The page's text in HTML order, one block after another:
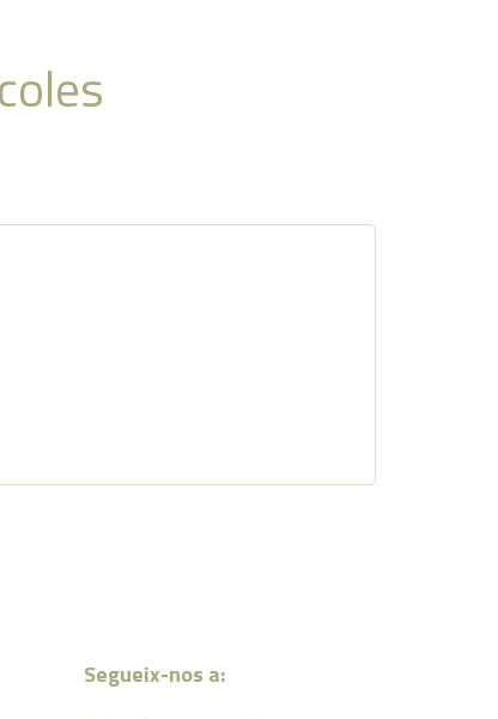
Segueix-nos a: